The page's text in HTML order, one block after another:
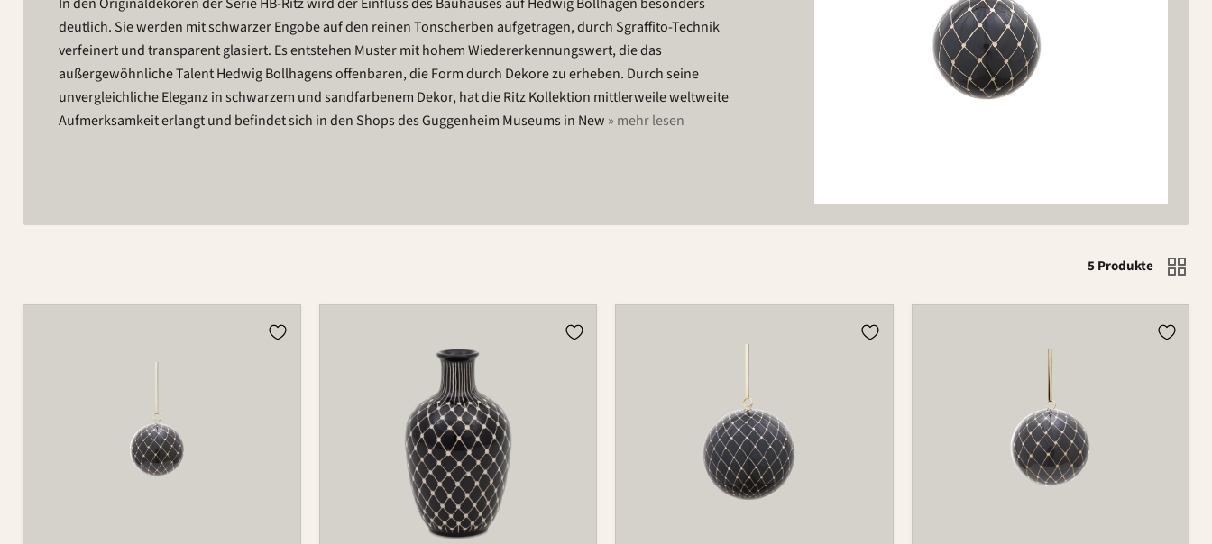
deutlich. Sie werden mit schwarzer Engobe auf den reinen Tonscherben aufgetragen, durch Sgraffito-Technik
verfeinert und transparent glasiert. Es entstehen Muster mit hohem Wiedererkennungswert, die das
außergewöhnliche Talent Hedwig Bollhagens offenbaren, die Form durch Dekore zu erheben. Durch seine
unvergleichliche Eleganz in schwarzem und sandfarbenem Dekor, hat die Ritz Kollektion mittlerweile weltweite
Aufmerksamkeit erlangt und befindet sich in den Shops des Guggenheim Museums in New » mehr lesen
5 Produkte